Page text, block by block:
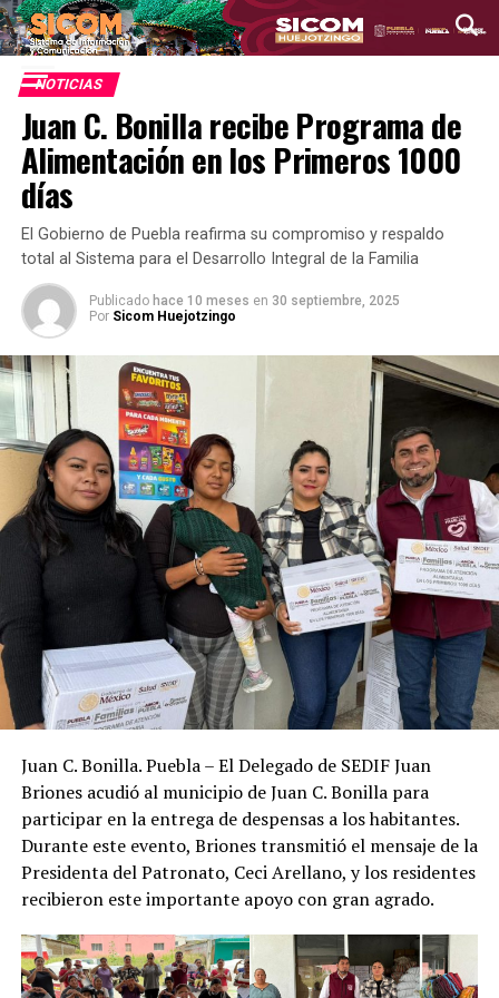
NOTICIAS
Juan C. Bonilla recibe Programa de
Alimentación en los Primeros 1000
días
El Gobierno de Puebla reafirma su compromiso y respaldo
total al Sistema para el Desarrollo Integral de la Familia
Publicado hace 10 meses en 30 septiembre, 2025
Por Sicom Huejotzingo
Juan C. Bonilla. Puebla – El Delegado de SEDIF Juan
Briones acudió al municipio de Juan C. Bonilla para
participar en la entrega de despensas a los habitantes.
Durante este evento, Briones transmitió el mensaje de la
Presidenta del Patronato, Ceci Arellano, y los residentes
recibieron este importante apoyo con gran agrado.